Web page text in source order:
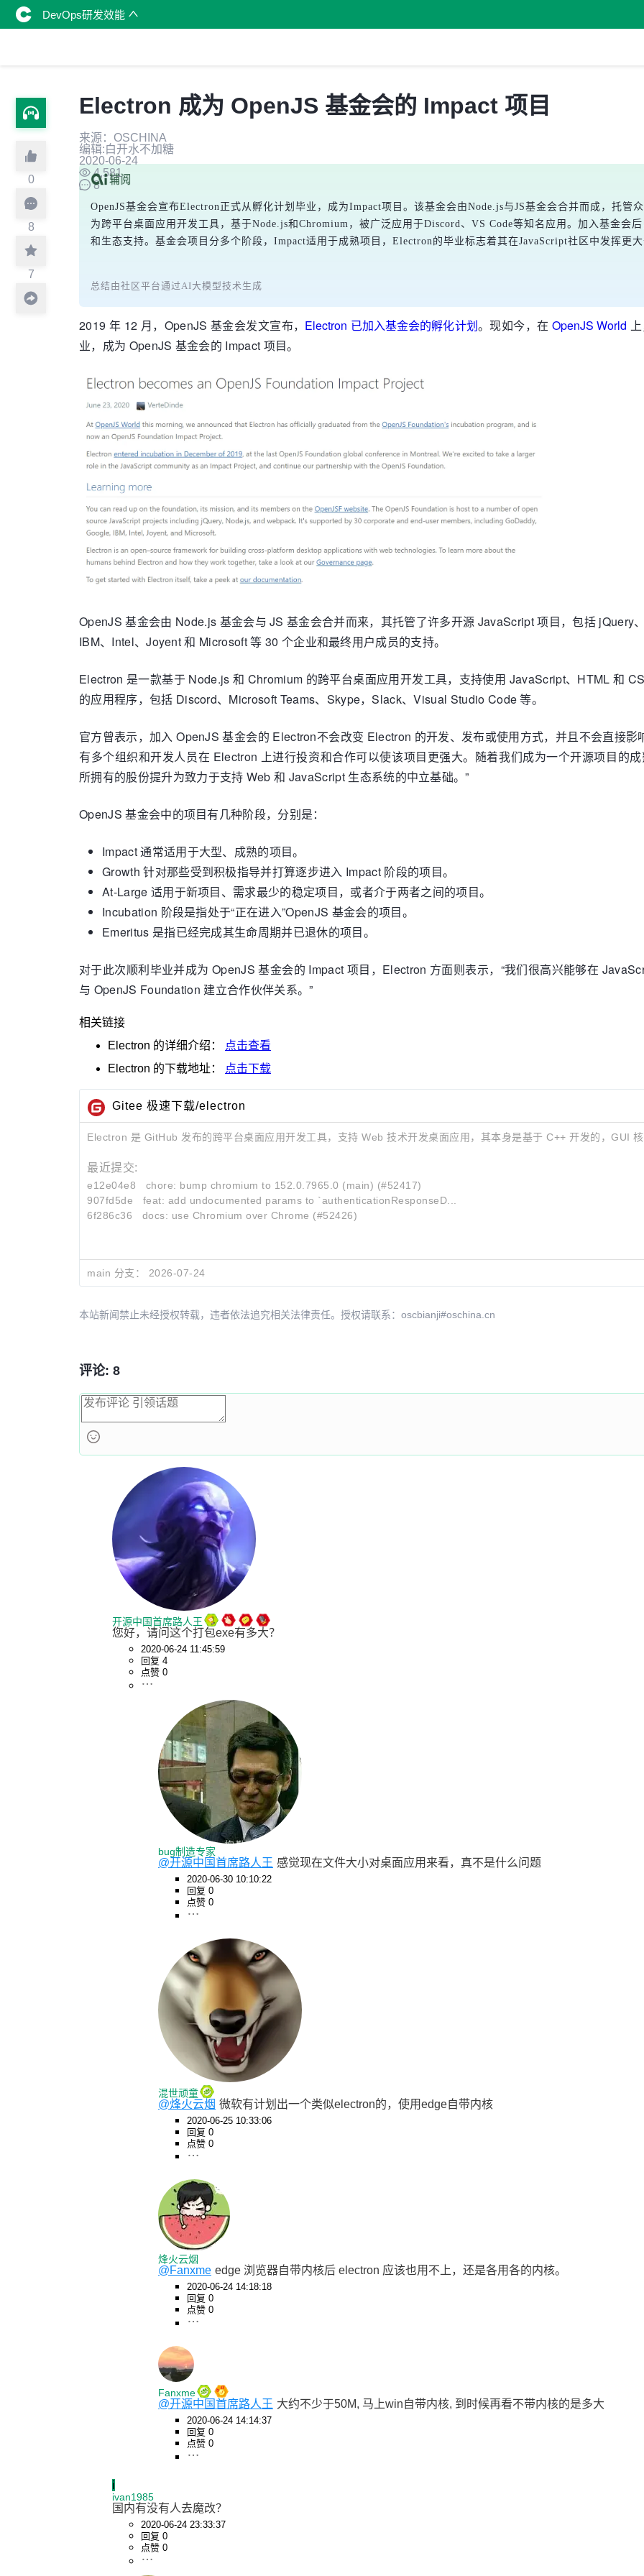
DevOps研发效能
0
8
7
Electron 成为 OpenJS 基金会的 Impact 项目
来源：OSCHINA
编辑:白开水不加糖
2020-06-24
4,581
8
OpenJS基金会宣布Electron正式从孵化计划毕业，成为Impact项目。该基金会由Node.js与JS基金会合并而成，托管
为跨平台桌面应用开发工具，基于Node.js和Chromium，被广泛应用于Discord、VS Code等知名应用。加入基金会
和生态支持。基金会项目分多个阶段，Impact适用于成熟项目，Electron的毕业标志着其在JavaScript社区中发挥更
总结由社区平台通过AI大模型技术生成
2019 年 12 月，OpenJS 基金会发文宣布， Electron 已加入基金会的孵化计划。现如今，在 OpenJS World
业，成为 OpenJS 基金会的 Impact 项目。
OpenJS 基金会由 Node.js 基金会与 JS 基金会合并而来，其托管了许多开源 JavaScript 项目，包括 jQuery
IBM、Intel、Joyent 和 Microsoft 等 30 个企业和最终用户成员的支持。
Electron 是一款基于 Node.js 和 Chromium 的跨平台桌面应用开发工具，支持使用 JavaScript、HTML 和
的应用程序，包括 Discord、Microsoft Teams、Skype，Slack、Visual Studio Code 等。
官方曾表示，加入 OpenJS 基金会的 Electron不会改变 Electron 的开发、发布或使用方式，并且不会直接影
有多个组织和开发人员在 Electron 上进行投资和合作可以使该项目更强大。随着我们成为一个开源项目的
所拥有的股份提升为致力于支持 Web 和 JavaScript 生态系统的中立基础。”
OpenJS 基金会中的项目有几种阶段，分别是：
Impact 通常适用于大型、成熟的项目。
Growth 针对那些受到积极指导并打算逐步进入 Impact 阶段的项目。
At-Large 适用于新项目、需求最少的稳定项目，或者介于两者之间的项目。
Incubation 阶段是指处于“正在进入”OpenJS 基金会的项目。
Emeritus 是指已经完成其生命周期并已退休的项目。
对于此次顺利毕业并成为 OpenJS 基金会的 Impact 项目，Electron 方面则表示，“我们很高兴能够在
与 OpenJS Foundation 建立合作伙伴关系。”
相关链接
Electron 的详细介绍：
点击查看
Electron 的下载地址： 点击下载
Gitee 极速下载/electron
Electron 是 GitHub 发布的跨平台桌面应用开发工具，支持 Web 技术开发桌面应用，其本身是基于 C++ 开发的，GUI
最近提交:
e12e04e8 chore: bump chromium to 152.0.7965.0 (main) (#52417)
907fd5de
feat: add undocumented params to `authenticationResponseD...
6f286c36
docs: use Chromium over Chrome (#52426)
main 分支： 2026-07-24
本站新闻禁止未经授权转载，违者依法追究相关法律责任。授权请联系：oscbianji#oschina.cn
评论: 8
开源中国首席路人王
您好，请问这个打包exe有多大？
2020-06-24 11:45:59
回复 4
点赞 0
bug制造专家
@开源中国首席路人王 感觉现在文件大小对桌面应用来看，真不是什么问题
2020-06-30 10:10:22
回复 0
点赞 0
混世顽童
@烽火云烟 微软有计划出一个类似electron的，使用edge自带内核
2020-06-25 10:33:06
回复 0
点赞 0
烽火云烟
@Fanxme edge 浏览器自带内核后 electron 应该也用不上，还是各用各的内核。
2020-06-24 14:18:18
回复 0
点赞 0
Fanxme
@开源中国首席路人王 大约不少于50M, 马上win自带内核, 到时候再看不带内核的是多大
2020-06-24 14:14:37
回复 0
点赞 0
i
ivan1985
国内有没有人去魔改？
2020-06-24 23:33:37
回复 0
点赞 0